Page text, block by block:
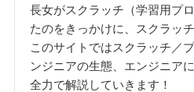
長女がスクラッチ（学習用プ
たのをきっかけに、スクラッ
このサイトではスクラッチ／
ンジニアの生態、エンジニア
全力で解説していきます！